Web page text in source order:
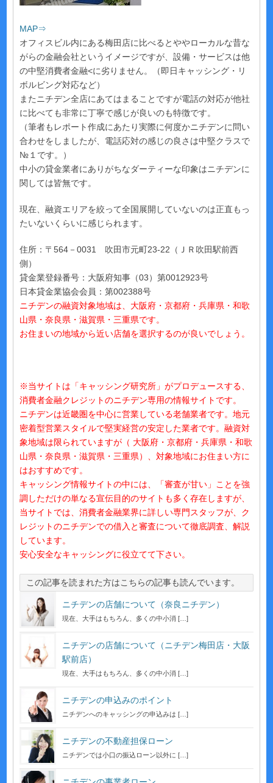
MAP⇒
オフィスビル内にある梅田店に比べるとややローカルな昔な
がらの金融会社というイメージですが、設備・サービスは他
の中堅消費者金融<に劣りません。（即日キャッシング・リ
ボルビング対応など）
またニチデン全店にあてはまることですが電話の対応が他社
に比べても非常に丁寧で感じが良いのも特徴です。
（筆者もレポート作成にあたり実際に何度かニチデンに問い
合わせをしましたが、電話応対の感じの良さは中堅クラスで
№１です。）
中小の貸金業者にありがちなダーティーな印象はニチデンに
関しては皆無です。
現在、融資エリアを絞って全国展開していないのは正直もっ
たいないくらいに感じられます。
住所：〒564－0031 吹田市元町23-22（ＪＲ吹田駅前西
側）
貸金業登録番号：大阪府知事（03）第0012923号
日本貸金業協会会員：第002388号
ニチデンの融資対象地域は、大阪府・京都府・兵庫県・和歌
山県・奈良県・滋賀県・三重県です。
お住まいの地域から近い店舗を選択するのが良いでしょう。
※当サイトは「キャッシング研究所」がプロデュースする、
消費者金融クレジットのニチデン専用の情報サイトです。
ニチデンは近畿圏を中心に営業している老舗業者です。地元
密着型営業スタイルで堅実経営の安定した業者です。融資対
象地域は限られていますが（ 大阪府・京都府・兵庫県・和歌
山県・奈良県・滋賀県・三重県）、対象地域にお住まい方に
はおすすめです。
キャッシング情報サイトの中には、「審査が甘い」ことを強
調しただけの単なる宣伝目的のサイトも多く存在しますが、
当サイトでは、消費者金融業界に詳しい専門スタッフが、ク
レジットのニチデンでの借入と審査について徹底調査、解説
しています。
安心安全なキャッシングに役立てて下さい。
この記事を読まれた方はこちらの記事も読んでいます。
ニチデンの店舗について（奈良ニチデン）
現在、大手はもちろん、多くの中小消 […]
ニチデンの店舗について（ニチデン梅田店・大阪
駅前店）
現在、大手はもちろん、多くの中小消 […]
ニチデンの申込みのポイント
ニチデンへのキャッシングの申込みは […]
ニチデンの不動産担保ローン
ニチデンでは小口の振込ローン以外に […]